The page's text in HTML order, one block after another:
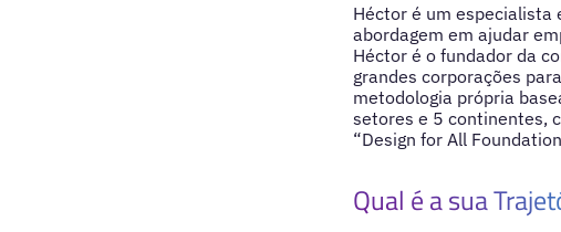
Héctor é um especialista
abordagem em ajudar
Héctor é o fundador da
grandes corporações
metodologia própria
setores e 5 continentes,
“Design for All
Qual é a sua